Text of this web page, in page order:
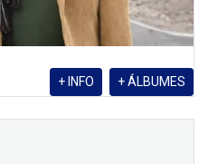
+ ÁLBUMES
+ INFO